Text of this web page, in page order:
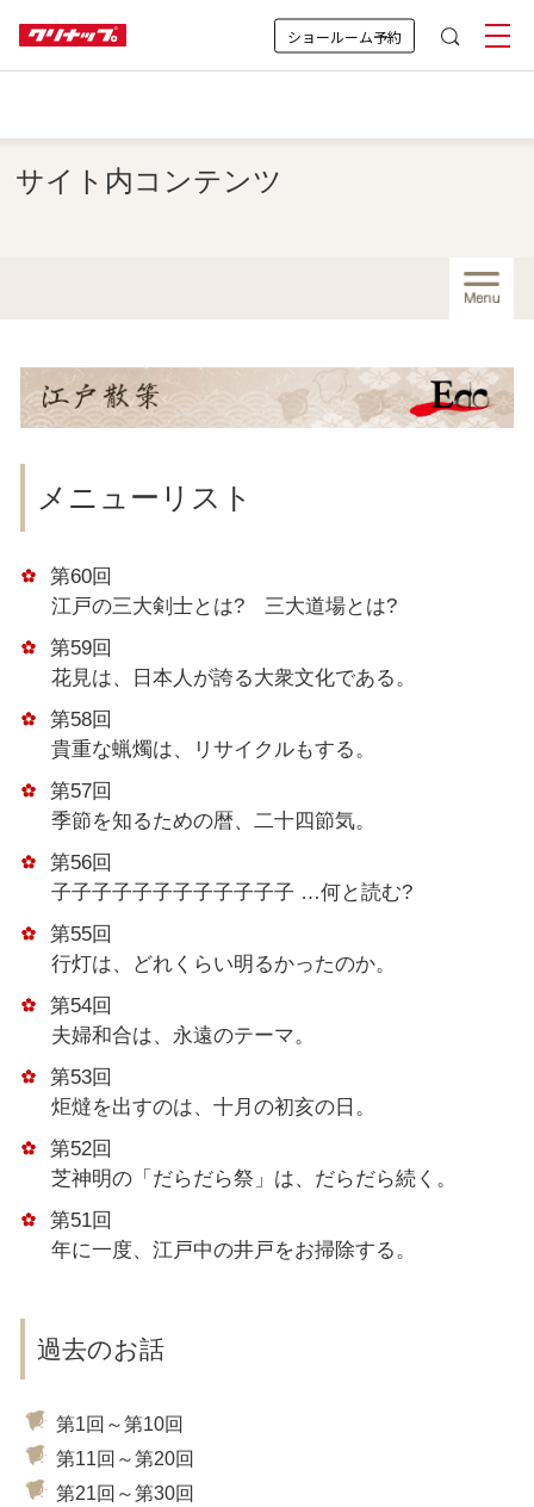
ショールーム予約
サイト内コンテンツ
メニューリスト
第60回
江戸の三大剣士とは? 三大道場とは?
第59回
花見は、日本人が誇る大衆文化である。
第58回
貴重な蝋燭は、リサイクルもする。
第57回
季節を知るための暦、二十四節気。
第56回
子子子子子子子子子子子子 …何と読む?
第55回
行灯は、どれくらい明るかったのか。
第54回
夫婦和合は、永遠のテーマ。
第53回
炬燵を出すのは、十月の初亥の日。
第52回
芝神明の「だらだら祭」は、だらだら続く。
第51回
年に一度、江戸中の井戸をお掃除する。
過去のお話
第1回～第10回
第11回～第20回
第21回～第30回